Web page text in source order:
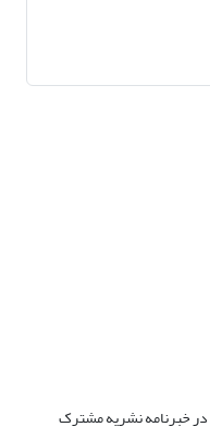
در خبرنامه نشریه مشترک